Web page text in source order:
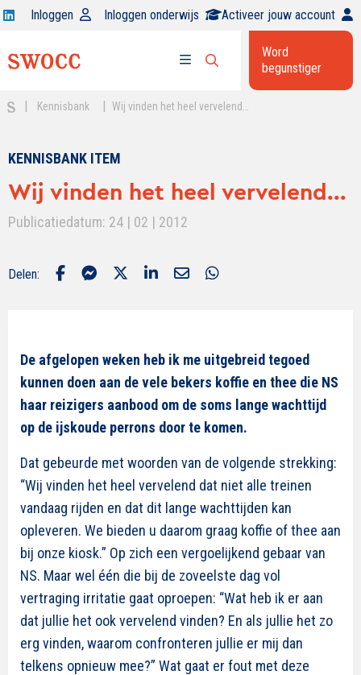
Open
op
Inloggen Inloggen onderwijs Activeer jouw account
menu
Open
zoekbalk
Word
begunstiger
Kennisbank Wij vinden het heel vervelend…
KENNISBANK ITEM
Wij vinden het heel vervelend...
Publicatiedatum: 24 | 02 | 2012
Delen:
De afgelopen weken heb ik me uitgebreid tegoed
kunnen doen aan de vele bekers koffie en thee die NS
haar reizigers aanbood om de soms lange wachttijd
op de ijskoude perrons door te komen.
Dat gebeurde met woorden van de volgende strekking:
“Wij vinden het heel vervelend dat niet alle treinen
vandaag rijden en dat dit lange wachttijden kan
opleveren. We bieden u daarom graag koffie of thee aan
bij onze kiosk.” Op zich een vergoelijkend gebaar van
NS. Maar wel één die bij de zoveelste dag vol
vertraging irritatie gaat oproepen: “Wat heb ik er aan
dat jullie het ook vervelend vinden? En als jullie het zo
erg vinden, waarom confronteren jullie er mij dan
telkens opnieuw mee?” Wat gaat er fout met deze